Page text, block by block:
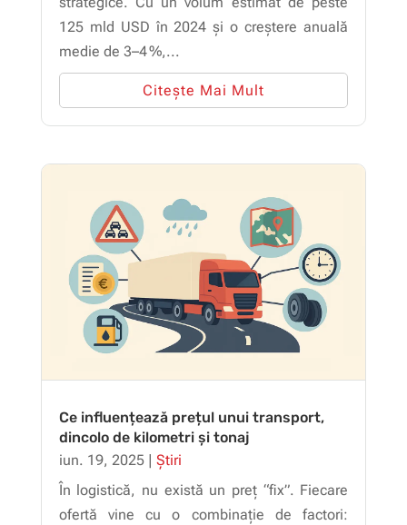
125 mld USD în 2024 și o creștere anuală
medie de 3–4 %,...
Citește Mai Mult
Ce influențează prețul unui transport,
dincolo de kilometri și tonaj
iun. 19, 2025| Știri
În logistică, nu există un preț “fix”. Fiecare
ofertă vine cu o combinație de factori: